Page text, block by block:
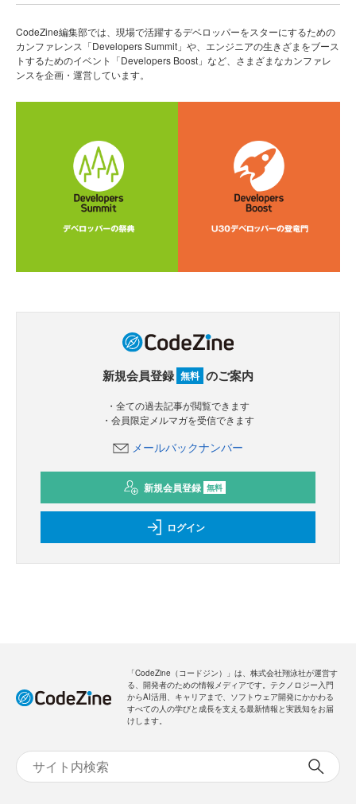
CodeZine編集部では、現場で活躍するデベロッパーをスターにするための
カンファレンス「Developers Summit」や、エンジニアの生きざまをブース
トするためのイベント「Developers Boost」など、さまざまなカンファレ
ンスを企画・運営しています。
新規会員登録 無料 のご案内
・全ての過去記事が閲覧できます
・会員限定メルマガを受信できます
メールバックナンバー
新規会員登録 無料
ログイン
「CodeZine（コードジン）」は、株式会社翔泳社が運営す
る、開発者のための情報メディアです。テクノロジー入門
からAI活用、キャリアまで、ソフトウェア開発にかかわる
すべての人の学びと成長を支える最新情報と実践知をお届
けします。